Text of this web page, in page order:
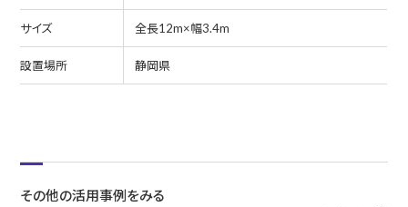
サイズ 全長12m×幅3.4m
設置場所 静岡県
その他の活用事例をみる